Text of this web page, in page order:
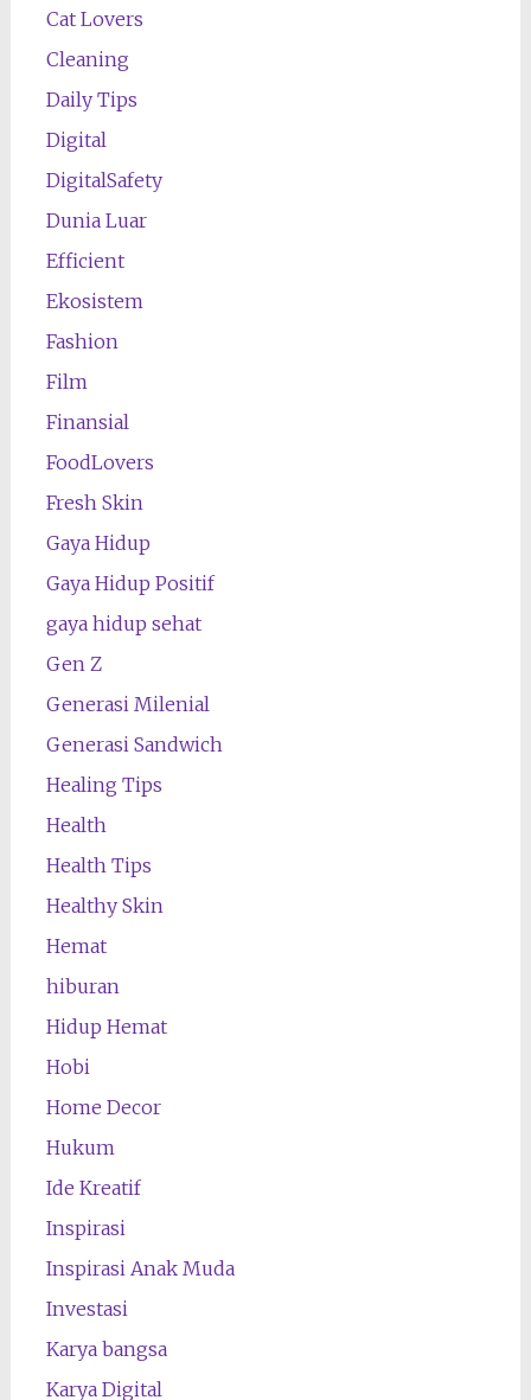
Cat Lovers
Cleaning
Daily Tips
Digital
DigitalSafety
Dunia Luar
Efficient
Ekosistem
Fashion
Film
Finansial
FoodLovers
Fresh Skin
Gaya Hidup
Gaya Hidup Positif
gaya hidup sehat
Gen Z
Generasi Milenial
Generasi Sandwich
Healing Tips
Health
Health Tips
Healthy Skin
Hemat
hiburan
Hidup Hemat
Hobi
Home Decor
Hukum
Ide Kreatif
Inspirasi
Inspirasi Anak Muda
Investasi
Karya bangsa
Karya Digital